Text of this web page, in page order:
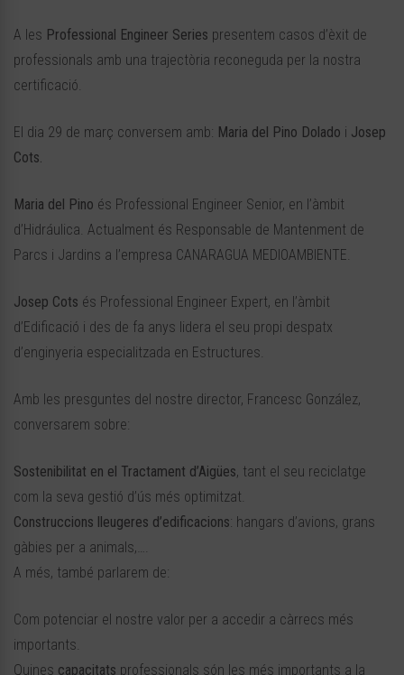
A les Professional Engineer Series presentem casos d’èxit de
professionals amb una trajectòria reconeguda per la nostra
certificació.
El dia 29 de març conversem amb: Maria del Pino Dolado i Josep
Cots.
Maria del Pino és Professional Engineer Senior, en l’àmbit
d’Hidráulica. Actualment és Responsable de Mantenment de
Parcs i Jardins a l’empresa CANARAGUA MEDIOAMBIENTE.
Josep Cots és Professional Engineer Expert, en l’àmbit
d’Edificació i des de fa anys lidera el seu propi despatx
d’enginyeria especialitzada en Estructures.
Amb les presguntes del nostre director, Francesc González,
conversarem sobre:
Sostenibilitat en el Tractament d’Aigües, tant el seu reciclatge
com la seva gestió d’ús més optimitzat.
Construccions lleugeres d’edificacions: hangars d’avions, grans
gàbies per a animals,….
A més, també parlarem de:
Com potenciar el nostre valor per a accedir a càrrecs més
importants.
Quines capacitats professionals són les més importants a la